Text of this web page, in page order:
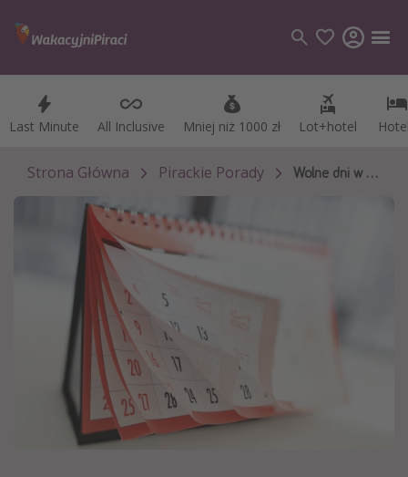
Last Minute All Inclusive Mniej niż 1000 zł Lot+hotel
Last Minute All Inclusive Mniej niż 1000 zł Lot+hotel
Kategorie
Loty
Hotele
Strona Główna Pirackie Porady Wolne dni w 2025 roku: Jak zrobić 62 dni wolnego